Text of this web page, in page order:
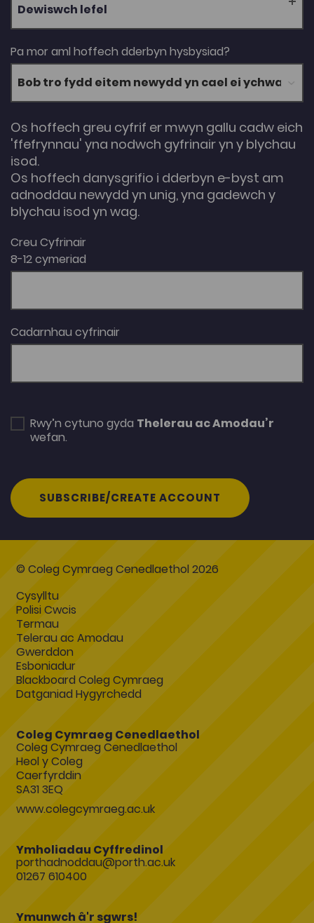
Dewiswch lefel
Pa mor aml hoffech dderbyn hysbysiad?
Os hoffech greu cyfrif er mwyn gallu cadw eich
'ffefrynnau' yna nodwch gyfrinair yn y blychau
isod.
Os hoffech danysgrifio i dderbyn e-byst am
adnoddau newydd yn unig, yna gadewch y
blychau isod yn wag.
Creu Cyfrinair
8-12 cymeriad
Cadarnhau cyfrinair
Rwy’n cytuno gyda Thelerau ac Amodau’r
wefan.
SUBSCRIBE/CREATE ACCOUNT
© Coleg Cymraeg Cenedlaethol 2026
Cysylltu
Polisi Cwcis
Termau
Telerau ac Amodau
Gwerddon
Esboniadur
Blackboard Coleg Cymraeg
Datganiad Hygyrchedd
Coleg Cymraeg Cenedlaethol
Coleg Cymraeg Cenedlaethol
Heol y Coleg
Caerfyrddin
SA31 3EQ
www.colegcymraeg.ac.uk
Ymholiadau Cyffredinol
porthadnoddau@porth.ac.uk
01267 610400
Ymunwch â'r sgwrs!